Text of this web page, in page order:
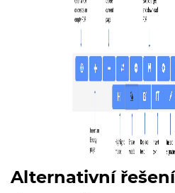
Alternativní